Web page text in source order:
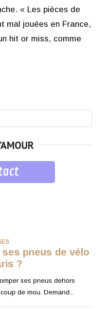
« Les pièces de
mal jouées en France,
hit or miss, comme